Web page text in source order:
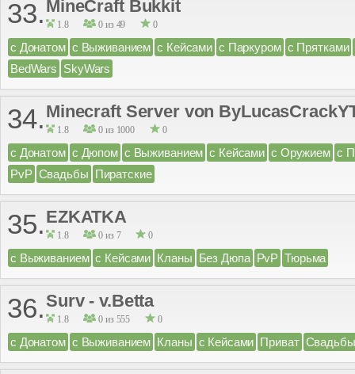
33. MineCraft Bukkit
1.8 0 из 49 0
с Донатом с Выживанием с Кейсами с Паркуром с Прятками
BedWars SkyWars
34. Minecraft Server von
1.8 0 из 1000 0
с Донатом с Дюпом с Выживанием с Кейсами с Оружием с
PvP Свадьбы Пиратские
35. EZKATKA
1.8 0 из 7 0
с Выживанием с Кейсами Кланы Без Дюпа PvP Тюрьма
36. Surv - v.Betta
1.8 0 из 555 0
с Донатом с Выживанием Кланы с Кейсами Приват Свадьбы